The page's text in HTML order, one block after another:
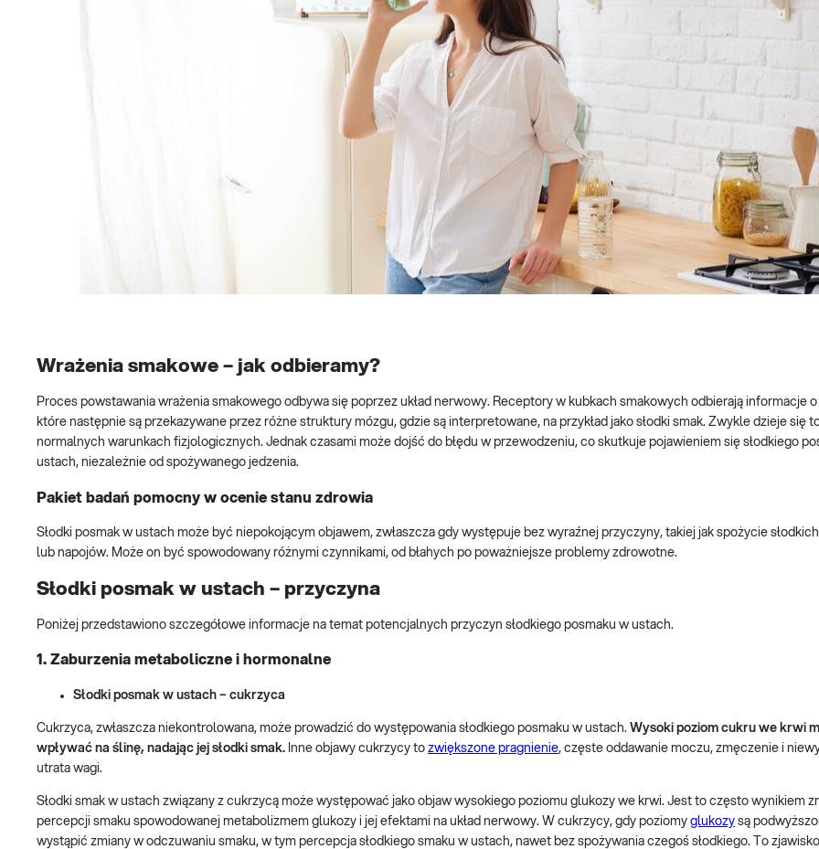
Wrażenia smakowe – jak odbieramy?
Proces powstawania wrażenia smakowego odbywa się poprzez układ nerwowy. Receptory w kubkach smakowych odbierają informacje
które następnie są przekazywane przez różne struktury mózgu, gdzie są interpretowane, na przykład jako słodki smak. Zwykle dzieje się
normalnych warunkach fizjologicznych. Jednak czasami może dojść do błędu w przewodzeniu, co skutkuje pojawieniem się słodkiego
ustach, niezależnie od spożywanego jedzenia.
Pakiet badań pomocny w ocenie stanu zdrowia
Słodki posmak w ustach może być niepokojącym objawem, zwłaszcza gdy występuje bez wyraźnej przyczyny, takiej jak spożycie
lub napojów. Może on być spowodowany różnymi czynnikami, od błahych po poważniejsze problemy zdrowotne.
Słodki posmak w ustach – przyczyna
Poniżej przedstawiono szczegółowe informacje na temat potencjalnych przyczyn słodkiego posmaku w ustach.
1. Zaburzenia metaboliczne i hormonalne
Słodki posmak w ustach – cukrzyca
Cukrzyca, zwłaszcza niekontrolowana, może prowadzić do występowania słodkiego posmaku w ustach. Wysoki poziom cukru we krwi
wpływać na ślinę, nadając jej słodki smak. Inne objawy cukrzycy to zwiększone pragnienie, częste oddawanie moczu, zmęczenie i
utrata wagi.
Słodki smak w ustach związany z cukrzycą może występować jako objaw wysokiego poziomu glukozy we krwi. Jest to często wynikiem
percepcji smaku spowodowanej metabolizmem glukozy i jej efektami na układ nerwowy. W cukrzycy, gdy poziomy glukozy są
wystąpić zmiany w odczuwaniu smaku, w tym percepcja słodkiego smaku w ustach, nawet bez spożywania czegoś słodkiego. To